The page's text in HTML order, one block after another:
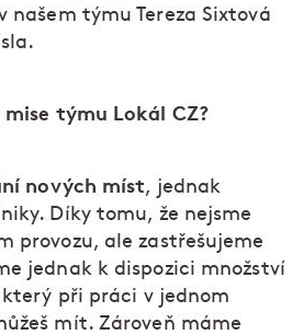
našem týmu Tereza Sixtová
týmu Lokál CZ?
nových míst, jednak
Díky tomu, že nejsme
provozu, ale zastřešujeme
jednak k dispozici množství
při práci v jednom
mít. Zároveň máme